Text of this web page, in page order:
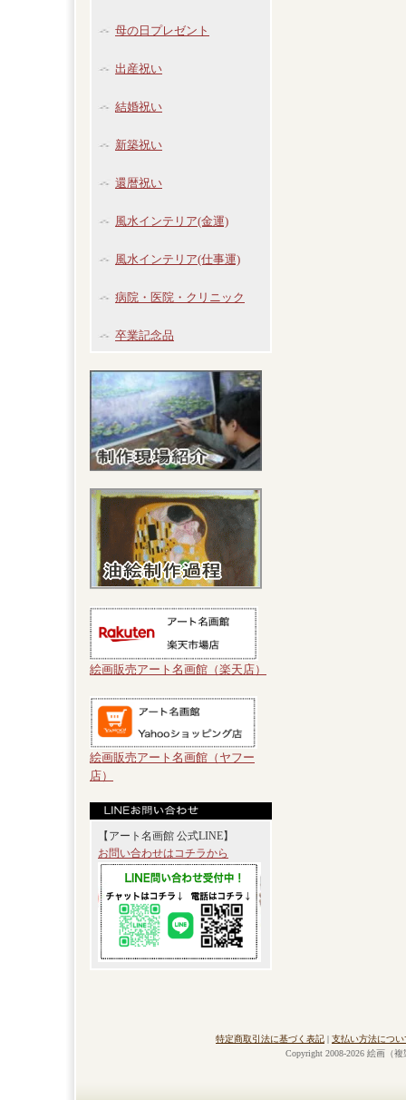
母の日プレゼント
出産祝い
結婚祝い
新築祝い
還暦祝い
風水インテリア(金運)
風水インテリア(仕事運)
病院・医院・クリニック
卒業記念品
絵画販売アート名画館（楽天店）
絵画販売アート名画館（ヤフー
店）
【アート名画館 公式LINE】
お問い合わせはコチラから
特定商取引法に基づく表記 | 支払い方法につい
Copyright 2008-2026 絵画（